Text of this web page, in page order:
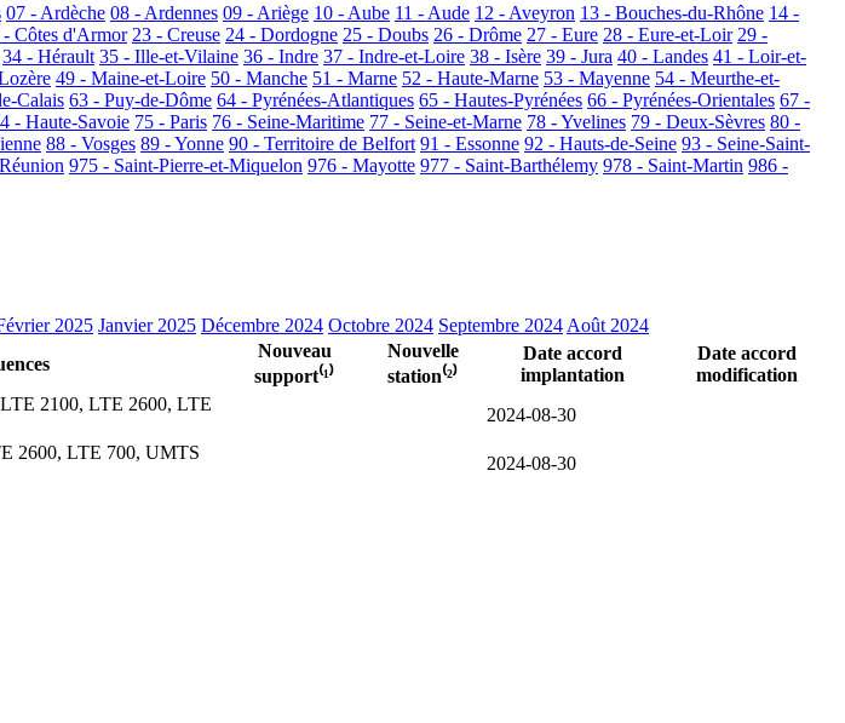
07 - Ardèche 08 - Ardennes 09 - Ariège 10 - Aube 11 - Aude 12 - Aveyron 13 - Bouches-du-Rhône 14 -
- Côtes d'Armor 23 - Creuse 24 - Dordogne 25 - Doubs 26 - Drôme 27 - Eure 28 - Eure-et-Loir 29 -
34 - Hérault 35 - Ille-et-Vilaine 36 - Indre 37 - Indre-et-Loire 38 - Isère 39 - Jura 40 - Landes 41 - Loir-et-
49 - Maine-et-Loire 50 - Manche 51 - Marne 52 - Haute-Marne 53 - Mayenne 54 - Meurthe-et-
Calais 63 - Puy-de-Dôme 64 - Pyrénées-Atlantiques 65 - Hautes-Pyrénées 66 - Pyrénées-Orientales 67 -
- Haute-Savoie 75 - Paris 76 - Seine-Maritime 77 - Seine-et-Marne 78 - Yvelines 79 - Deux-Sèvres 80 -
88 - Vosges 89 - Yonne 90 - Territoire de Belfort 91 - Essonne 92 - Hauts-de-Seine 93 - Seine-Saint-
975 - Saint-Pierre-et-Miquelon 976 - Mayotte 977 - Saint-Barthélemy 978 - Saint-Martin 986 -
2025 Janvier 2025 Décembre 2024 Octobre 2024 Septembre 2024 Août 2024
Nouveau
support⁽¹⁾
Nouvelle
station⁽²⁾
Date accord
implantation
Date accord
modification
2100, LTE 2600, LTE
2024-08-30
2600, LTE 700, UMTS
2024-08-30